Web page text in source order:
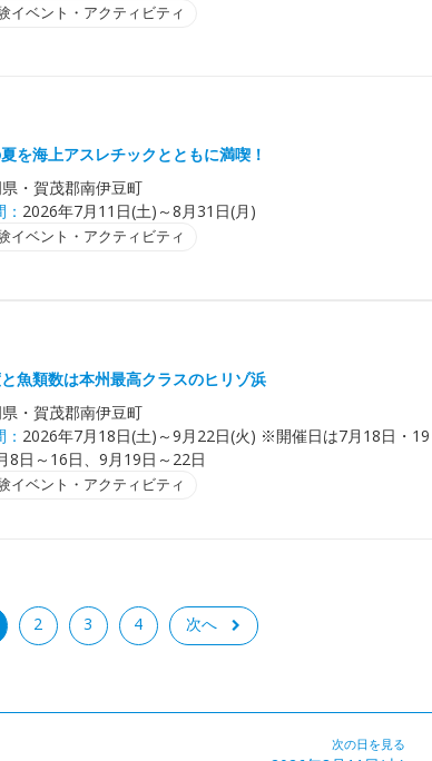
イベント・アクティビティ
を海上アスレチックとともに満喫！
・賀茂郡南伊豆町
2026年7月11日(土)～8月31日(月)
イベント・アクティビティ
魚類数は本州最高クラスのヒリゾ浜
・賀茂郡南伊豆町
2026年7月18日(土)～9月22日(火) ※開催日は7月18日・19
8日～16日、9月19日～22日
イベント・アクティビティ
2 3 4 次へ
次の日を見る